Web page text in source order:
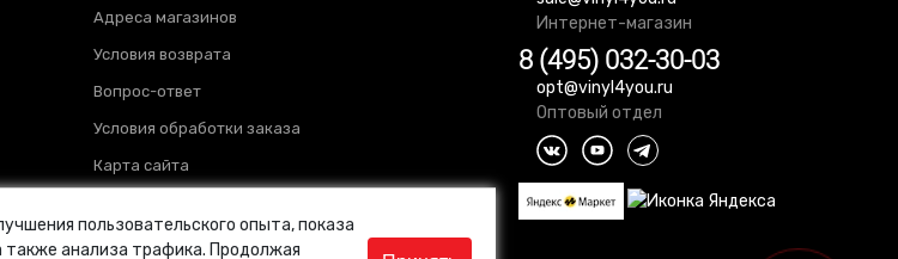
Адреса магазинов
Условия возврата
Вопрос-ответ
Условия обработки заказа
Карта сайта
Интернет-магазин
8 (495) 032-30-03
opt@vinyl4you.ru
Оптовый отдел
пользовательского опыта, показа
также анализа трафика. Продолжая